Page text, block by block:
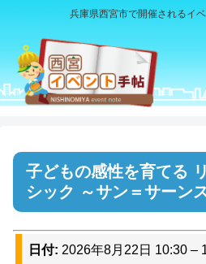
兵庫県西宮市で開催されるイ
子どもの感性を育てる
シック ～サン＝サーン
日付: 2026年8月22日 10:30 –